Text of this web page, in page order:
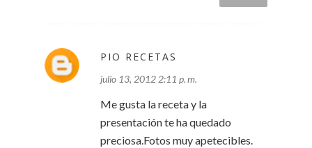
PIO RECETAS
julio 13, 2012 2:11 p. m.
Me gusta la receta y la
presentación te ha quedado
preciosa.Fotos muy apetecibles.